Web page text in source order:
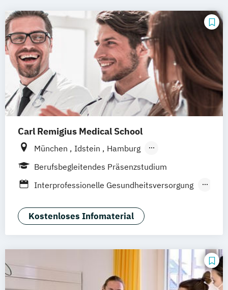
Carl Remigius Medical School
München Idstein
Hamburg
Frankfurt am Main
Hannover
Leipzig
Heidelberg
Berufsbegleitendes Präsenzstudium
Interprofessionelle Gesundheitsversorgung
Medizin- und Pflegepädagogik
Kostenloses Infomaterial